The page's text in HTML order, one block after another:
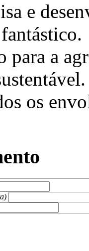
e
para a
os